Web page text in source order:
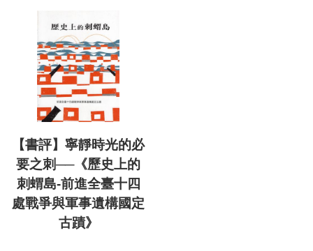
【書評】寧靜時光的必
要之刺──《歷史上的
刺蝟島-前進全臺十四
處戰爭與軍事遺構國定
古蹟》